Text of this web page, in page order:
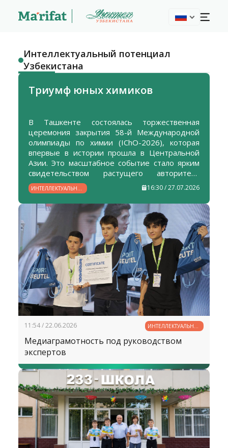
Интеллектуальный потенциал
Узбекистана
Триумф юных химиков
В Ташкенте состоялась торжественная
церемония закрытия 58-й Международной
олимпиады по химии (IChO-2026), которая
впервые в истории прошла в Центральной
Азии. Это масштабное событие стало ярким
свидетельством растущего авторитета
Узбекистана в мировом научно-
образовательном пространстве и еще одним
подтверждением эффективности
проводимых в стране реформ в сфере
образования.
ИНТЕЛЛЕКТУАЛЬНЫЙ
ПОТЕНЦИАЛ
УЗБЕКИСТАНА
16:30 / 27.07.2026
11:54 / 22.06.2026
ИНТЕЛЛЕКТУАЛЬНЫЙ
ПОТЕНЦИАЛ
УЗБЕКИСТАНА
Медиаграмотность под руководством
экспертов